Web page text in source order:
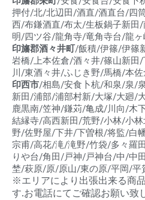
押付/北/北辺田/酒直/酒直台/四
西/布鎌酒直/布太/生板鍋子新
明/四ツ谷/龍角寺/竜角寺台/龍
印旛郡酒々井町/飯積/伊篠/伊篠
岩橋/上本佐倉/酒々井/篠山新田
川/東酒々井/ふじき野/馬橋/本佐
印西市/相島/安食卜杭/和泉/泉/
新田/浦部/浦部村新/大塚/大廻/
鹿黒南/笠神/鎌苅/亀成/川向/木
結縁寺/高西新田/荒野/小林/小
野/佐野屋/下井/下曽根/将監/白
宗甫/高花/滝/滝野/竹袋/多々羅
りや台/角田/戸神/戸神台/中/中
埜/萩原/原/原山/東の原/平岡/平
※エリアにより出張出来る商
す.お電話にてご確認お願い致